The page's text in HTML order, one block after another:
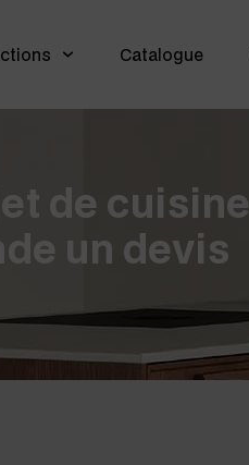
Catalogue
de cuisine
un devis